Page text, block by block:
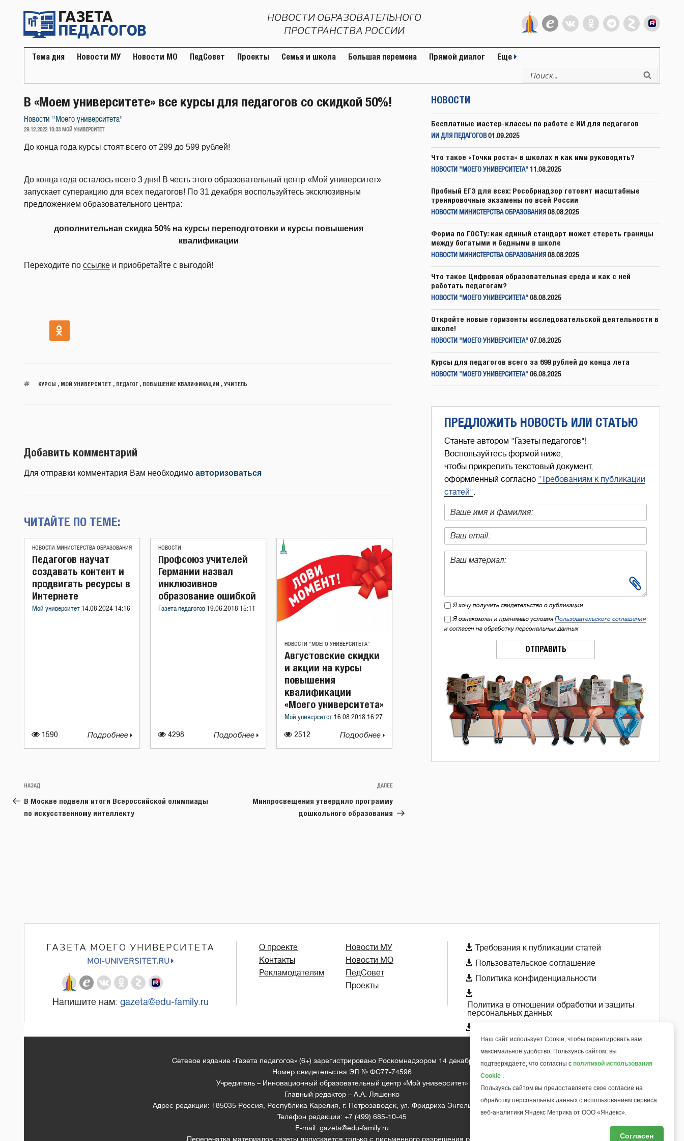
содержимому
НОВОСТИ ОБРАЗОВАТЕЛЬНОГО
ПРОСТРАНСТВА РОССИИ
Тема дня Новости МУ Новости МО ПедСовет Проекты Семья и школа Большая перемена Прямой диалог Еще
Искать:
В «Моем университете» все курсы для педагогов со скидкой 50%!
Новости "Моего университета"
ОПУБЛИКОВАНО
29.12.2022 10:33 МОЙ УНИВЕРСИТЕТ
До конца года курсы стоят всего от 299 до 599 рублей!
До конца года осталось всего 3 дня! В честь этого образовательный центр «Мой университет»
запускает суперакцию для всех педагогов! По 31 декабря воспользуйтесь эксклюзивным
предложением образовательного центра:
дополнительная скидка 50% на курсы переподготовки и курсы повышения
квалификации
Переходите по ссылке и приобретайте с выгодой!
КУРСЫ МОЙ УНИВЕРСИТЕТ ПЕДАГОГ, ПОВЫШЕНИЕ КВАЛИФИКАЦИИ УЧИТЕЛЬ
Добавить комментарий
Для отправки комментария Вам необходимо авторизоваться
ЧИТАЙТЕ ПО ТЕМЕ:
НОВОСТИ МИНИСТЕРСТВА ОБРАЗОВАНИЯ
1590
Педагогов научат
создавать контент и
продвигать ресурсы в
Интернете
Мой университет 14.08.2024 14:16
Подробнее
НОВОСТИ
4298
Профсоюз учителей
Германии назвал
инклюзивное
образование ошибкой
Газета педагогов 19.06.2018 15:11
Подробнее
НОВОСТИ "МОЕГО УНИВЕРСИТЕТА"
2512
Августовские скидки
и акции на курсы
повышения
квалификации
«Моего университета»
Мой университет 16.08.2018 16:27
Подробнее
Навигация
по
записям
Предыдущая
запись:
НАЗАД
В Москве подвели итоги Всероссийской олимпиады
по искусственному интеллекту
Следующая
запись
ДАЛЕЕ
Минпросвещения утвердило программу
дошкольного образования
НОВОСТИ
Бесплатные мастер-классы по работе с ИИ для педагогов
ИИ ДЛЯ ПЕДАГОГОВ 01.09.2025
Что такое «Точки роста» в школах и как ими руководить?
НОВОСТИ "МОЕГО УНИВЕРСИТЕТА" 11.08.2025
Пробный ЕГЭ для всех: Рособрнадзор готовит масштабные
тренировочные экзамены по всей России
НОВОСТИ МИНИСТЕРСТВА ОБРАЗОВАНИЯ 08.08.2025
Форма по ГОСТу: как единый стандарт может стереть границы
между богатыми и бедными в школе
НОВОСТИ МИНИСТЕРСТВА ОБРАЗОВАНИЯ 08.08.2025
Что такое Цифровая образовательная среда и как с ней
работать педагогам?
НОВОСТИ "МОЕГО УНИВЕРСИТЕТА" 08.08.2025
Откройте новые горизонты исследовательской деятельности в
школе!
НОВОСТИ "МОЕГО УНИВЕРСИТЕТА" 07.08.2025
Курсы для педагогов всего за 699 рублей до конца лета
НОВОСТИ "МОЕГО УНИВЕРСИТЕТА" 06.08.2025
ПРЕДЛОЖИТЬ НОВОСТЬ ИЛИ СТАТЬЮ
Станьте автором "Газеты педагогов"!
Воспользуйтесь формой ниже,
чтобы прикрепить текстовый документ,
оформленный согласно "Требованиям к публикации
статей".
Я хочу получить свидетельство о публикации
Я ознакомлен и принимаю условия Пользовательского соглашения
и согласен на обработку персональных данных
ОТПРАВИТЬ
ГАЗЕТА МОЕГО УНИВЕРСИТЕТА
MOI-UNIVERSITET.RU
Напишите нам: gazeta@edu-family.ru
О проекте
Контакты
Рекламодателям
Новости МУ
Новости МО
ПедСовет
Проекты
 Требования к публикации статей
 Пользовательское соглашение
 Политика конфиденциальности

Политика в отношении обработки и защиты
персональных данных

Сетевое издание «Газета педагогов» (6+) зарегистрировано Роскомнадзором 14 декабря 2018 года
Номер свидетельства ЭЛ № ФС77-74596
Учредитель – Инновационный образовательный центр «Мой университет»
Главный редактор – А.А. Ляшенко
Адрес редакции: 185035 Россия, Республика Карелия, г. Петрозаводск, ул. Фридриха Энгельса д.10, офис 211
Телефон редакции: +7 (499) 685-10-45
E-mail: gazeta@edu-family.ru
Перепечатка материалов газеты допускается только c письменного разрешения редакции
6+
Наш сайт использует Cookie, чтобы гарантировать вам
максимальное удобство. Пользуясь сайтом, вы
подтверждаете, что согласны с политикой использования
Cookie .
Пользуясь сайтом вы предоставляете свое согласие на
обработку персональных данных с использованием сервиса
веб-аналитики Яндекс Метрика от ООО «Яндекс».
Согласен